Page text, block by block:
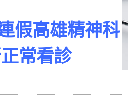
假高雄精神科
常看診